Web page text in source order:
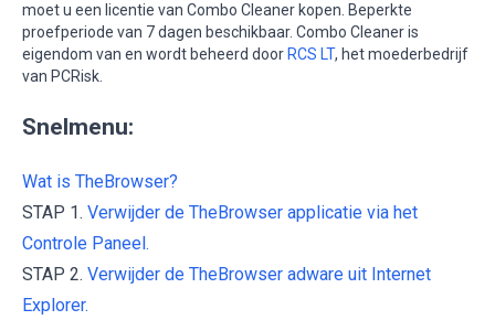
moet u een licentie van Combo Cleaner kopen. Beperkte
proefperiode van 7 dagen beschikbaar. Combo Cleaner is
eigendom van en wordt beheerd door RCS LT, het moederbedrijf
van PCRisk.
Snelmenu:
Wat is TheBrowser?
STAP 1. Verwijder de TheBrowser applicatie via het
Controle Paneel.
STAP 2. Verwijder de TheBrowser adware uit Internet
Explorer.